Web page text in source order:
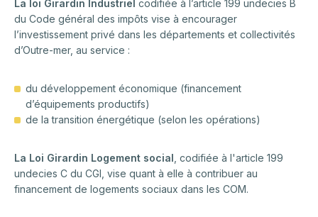
La loi Girardin Industriel codifiée à l’article 199 undecies B
du Code général des impôts vise à encourager
l’investissement privé dans les départements et collectivités
d’Outre-mer, au service :
du développement économique (financement
d’équipements productifs)
de la transition énergétique (selon les opérations)
La Loi Girardin Logement social , codifiée à l'article 199
undecies C du CGI, vise quant à elle à contribuer au
financement de logements sociaux dans les COM.